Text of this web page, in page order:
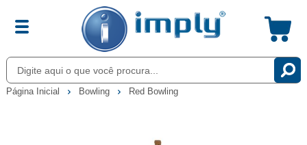
Página Inicial Bowling Red Bowling